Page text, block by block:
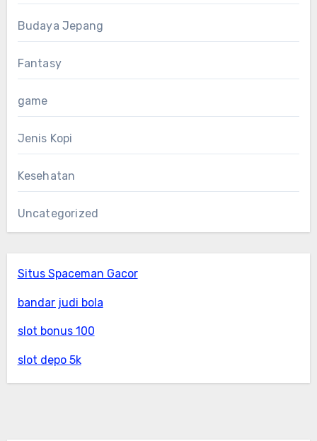
Budaya Jepang
Fantasy
game
Jenis Kopi
Kesehatan
Uncategorized
Situs Spaceman Gacor
bandar judi bola
slot bonus 100
slot depo 5k